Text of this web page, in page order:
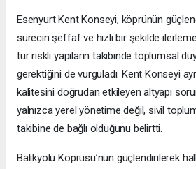
Esenyurt Kent Konseyi, köprünün
sürecin şeffaf ve hızlı bir şekilde
tür riskli yapıların takibinde toplumsal
gerektiğini de vurguladı. Kent Konseyi
kalitesini doğrudan etkileyen altyapı
yalnızca yerel yönetime değil, sivil
takibine de bağlı olduğunu belirtti.
Balıkyolu Köprüsü’nün güçlendirilerek